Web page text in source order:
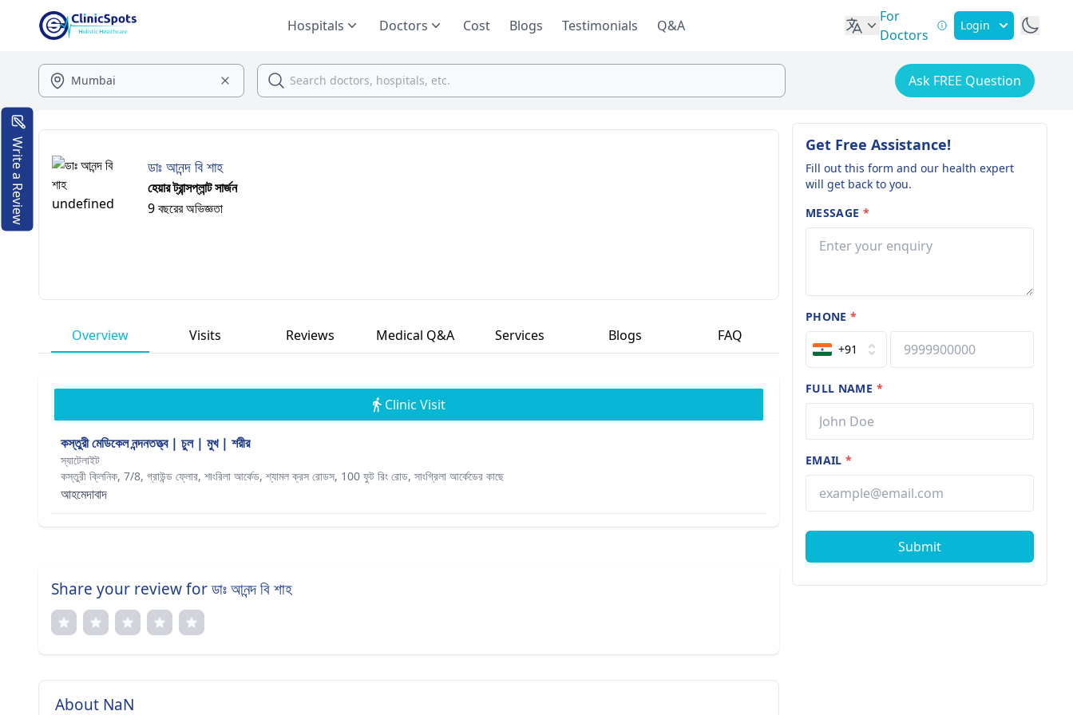
Hospitals Doctors Cost Blogs Testimonials Q&A
For
Doctors
Login
Ask FREE Question
ডাঃ আনন্দ বি শাহ
হেয়ার ট্রান্সপ্লান্ট সার্জন
9 বছরের অভিজ্ঞতা
Overview Visits Reviews Medical Q&A Services Blogs FAQ
Clinic Visit
কস্তুরী মেডিকেল নন্দনতত্ত্ব | চুল | মুখ | শরীর
স্যাটেলাইট
কস্তুরী ক্লিনিক, 7/8, গ্রাউন্ড ফ্লোর, শাংরিলা আর্কেড, শ্যামল ক্রস রোডস, 100 ফুট রিং রোড, সাংগ্রিলা আর্কেডের কাছে
আহমেদাবাদ
Share your review for ডাঃ আনন্দ বি শাহ
About NaN
Get Free Assistance!
Fill out this form and our health expert
will get back to you.
MESSAGE *
PHONE*
+91
FULL NAME *
EMAIL*
Submit
Write a Review